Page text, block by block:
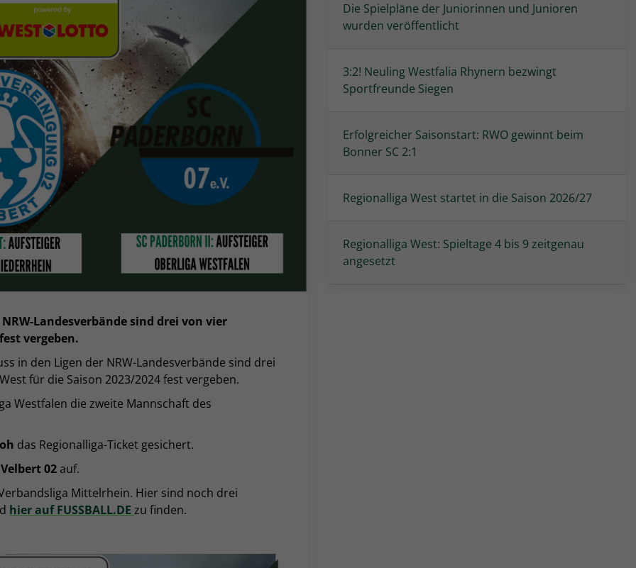
Landesverbände sind drei von vier
vergeben.
in den Ligen der NRW-Landesverbände sind drei
für die Saison 2023/2024 fest vergeben.
Westfalen die zweite Mannschaft des
das Regionalliga-Ticket gesichert.
Velbert 02auf.
Mittelrhein. Hier sind noch drei
hier auf FUSSBALL.DE zu finden.
Die Spielpläne der Juniorinnen und Junioren
wurden veröffentlicht
3:2! Neuling Westfalia Rhynern bezwingt
Sportfreunde Siegen
Erfolgreicher Saisonstart: RWO gewinnt beim
Bonner SC 2:1
Regionalliga West startet in die Saison 2026/27
Regionalliga West: Spieltage 4 bis 9 zeitgenau
angesetzt